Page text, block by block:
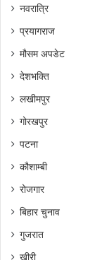
नवरात्रि
प्रयागराज
मौसम अपडेट
देशभक्ति
लखीमपुर
गोरखपुर
पटना
कौशाम्बी
रोजगार
बिहार चुनाव
गुजरात
खीरी